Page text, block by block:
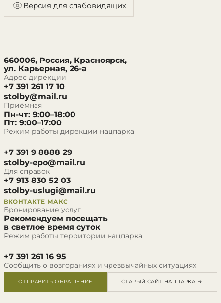
Версия для слабовидящих
660006, Россия, Красноярск,
ул. Карьерная, 26-а
Адрес дирекции
+7 391 261 17 10
stolby@mail.ru
Приёмная
Пн-чт: 9:00–18:00
Пт: 9:00–17:00
Режим работы дирекции нацпарка
+7 391 9 8888 29
stolby-epo@mail.ru
Для справок
+7 913 830 52 03
stolby-uslugi@mail.ru
ВКОНТАКТЕ МАКС
Бронирование услуг
Рекомендуем посещать
в светлое время суток
Режим работы территории нацпарка
+7 391 261 16 95
Сообщить о возгораниях и чрезвычайных ситуациях
ОТПРАВИТЬ ОБРАЩЕНИЕ СТАРЫЙ САЙТ НАЦПАРКА →